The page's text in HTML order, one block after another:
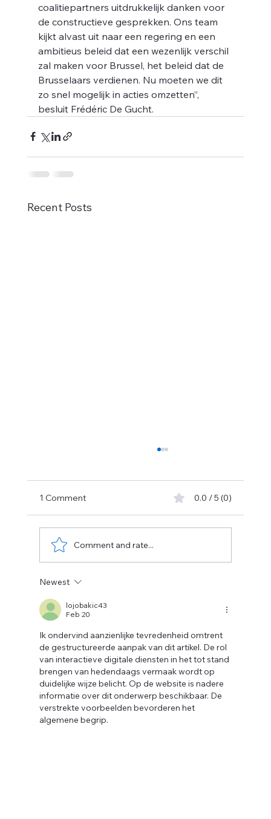
el
at
coalitiepartners uitdrukkelijk danken voor
de constructieve gesprekken. Ons team
kijkt alvast uit naar een regering en een
ambitieus beleid dat een wezenlijk verschil
zal maken voor Brussel, het beleid dat de
Brusselaars verdienen. Nu moeten we dit
zo snel mogelijk in acties omzetten”,
besluit Frédéric De Gucht.
Recent Posts
Haard: Imane Belguenani dwingt
fundamentele hervorming van de
sociale huisvesting af
1 Comment 0.0 / 5 (0)
Comment and rate...
Newest
lojobakic43
Feb 20
Ik ondervind aanzienlijke tevredenheid omtrent
de gestructureerde aanpak van dit artikel. De rol
van interactieve digitale diensten in het tot stand
brengen van hedendaags vermaak wordt op
duidelijke wijze belicht. Op de website is nadere
informatie over dit onderwerp beschikbaar. De
verstrekte voorbeelden bevorderen het
algemene begrip.